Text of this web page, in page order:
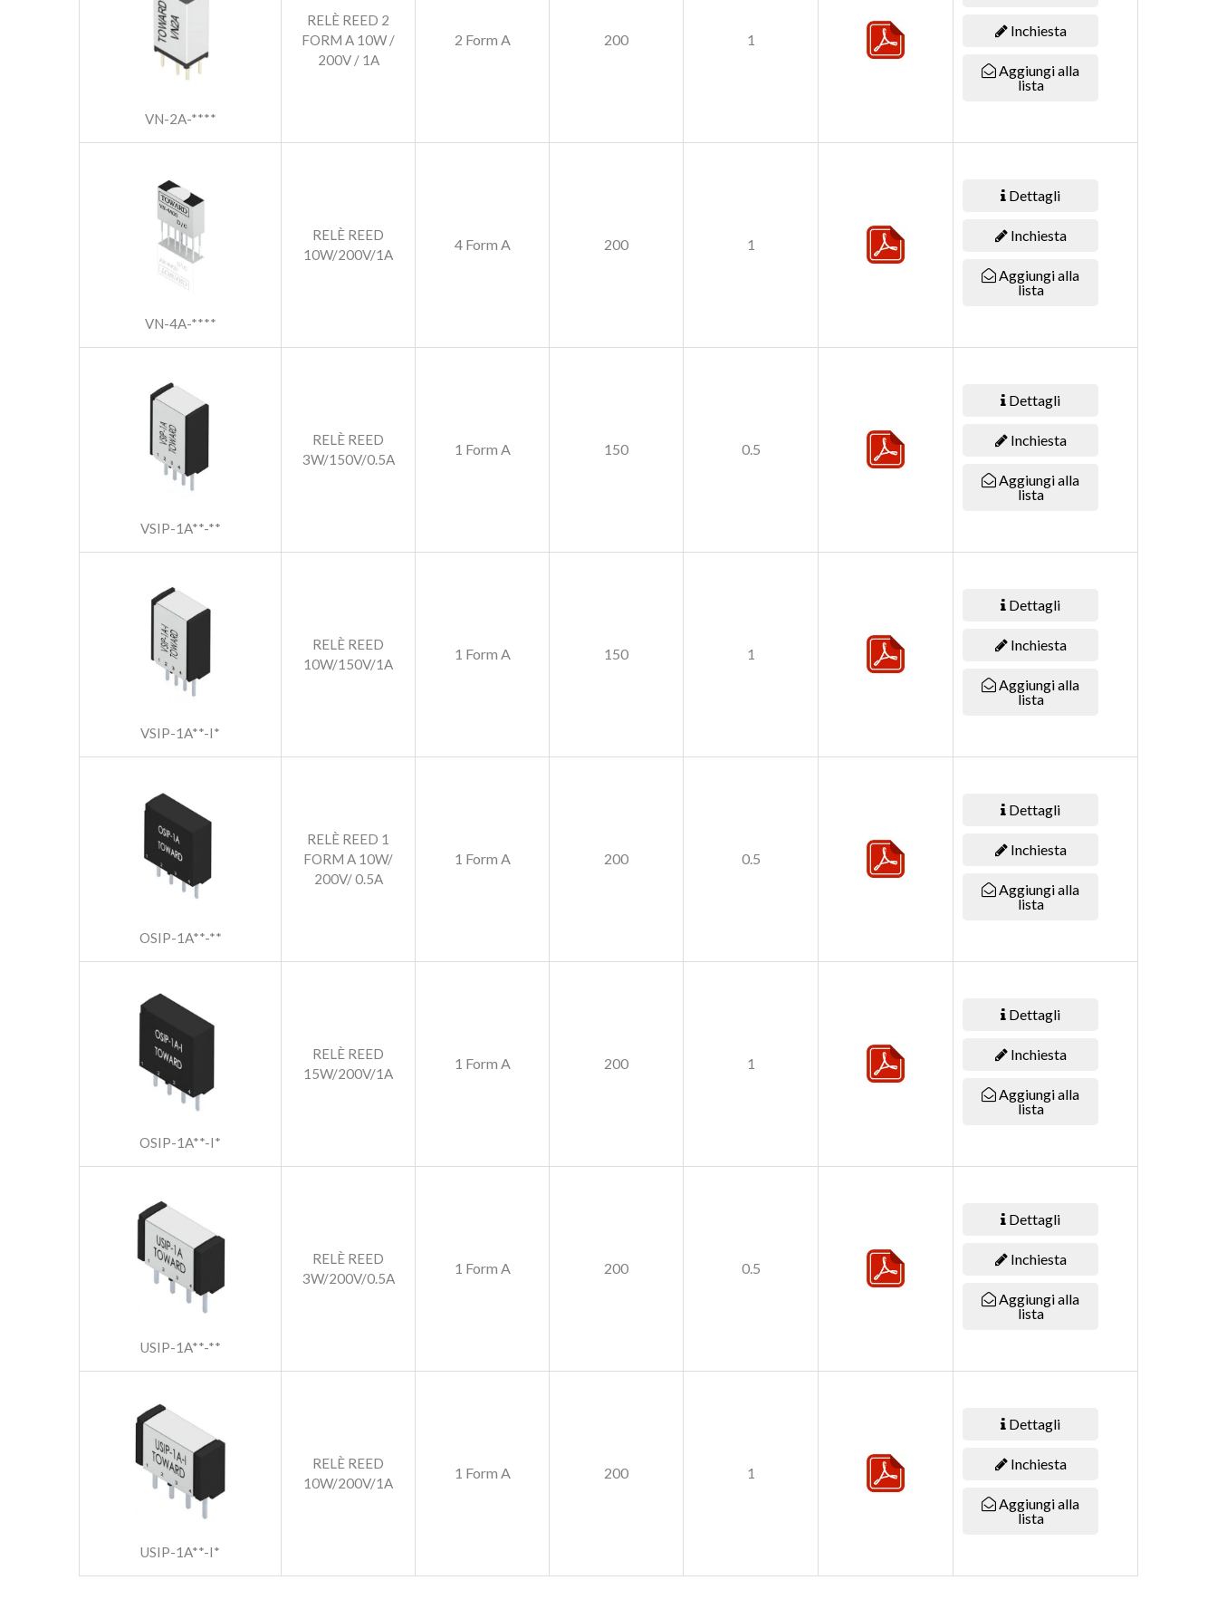
VN-2A-****
RELÈ REED 2
FORM A 10W /
200V / 1A
2 Form A 200 1
Inchiesta
Aggiungi alla
lista
VN-4A-****
RELÈ REED
10W/200V/1A
4 Form A 200 1
Dettagli
Inchiesta
Aggiungi alla
lista
VSIP-1A**-**
RELÈ REED
3W/150V/0.5A
1 Form A 150 0.5
Dettagli
Inchiesta
Aggiungi alla
lista
VSIP-1A**-I*
RELÈ REED
10W/150V/1A
1 Form A 150 1
Dettagli
Inchiesta
Aggiungi alla
lista
OSIP-1A**-**
RELÈ REED 1
FORM A 10W/
200V/ 0.5A
1 Form A 200 0.5
Dettagli
Inchiesta
Aggiungi alla
lista
OSIP-1A**-I*
RELÈ REED
15W/200V/1A
1 Form A 200 1
Dettagli
Inchiesta
Aggiungi alla
lista
USIP-1A**-**
RELÈ REED
3W/200V/0.5A
1 Form A 200 0.5
Dettagli
Inchiesta
Aggiungi alla
lista
USIP-1A**-I*
RELÈ REED
10W/200V/1A
1 Form A 200 1
Dettagli
Inchiesta
Aggiungi alla
lista